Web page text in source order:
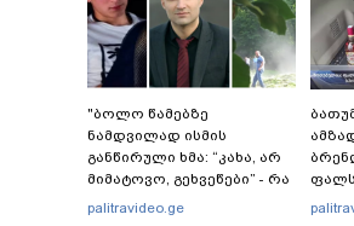
"ბოლო წამებზე
ნამდვილად ისმის
განწირული ხმა: “კახა, არ
მიმატოვო, გეხვეწები” - რა
წერს და რა ვიდეოს
palitravideo.ge